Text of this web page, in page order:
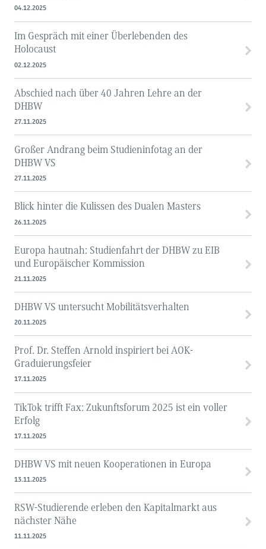
04.12.2025
02.12.2025
Im Gespräch mit einer Überlebenden des
Holocaust
27.11.2025
Abschied nach über 40 Jahren Lehre an der
DHBW
27.11.2025
Großer Andrang beim Studieninfotag an der
DHBW VS
26.11.2025
Blick hinter die Kulissen des Dualen Masters
21.11.2025
Europa hautnah: Studienfahrt der DHBW zu EIB
und Europäischer Kommission
20.11.2025
DHBW VS untersucht Mobilitätsverhalten
17.11.2025
Prof. Dr. Steffen Arnold inspiriert bei AOK-
Graduierungsfeier
17.11.2025
TikTok trifft Fax: Zukunftsforum 2025 ist ein voller
Erfolg
13.11.2025
DHBW VS mit neuen Kooperationen in Europa
11.11.2025
RSW-Studierende erleben den Kapitalmarkt aus
nächster Nähe